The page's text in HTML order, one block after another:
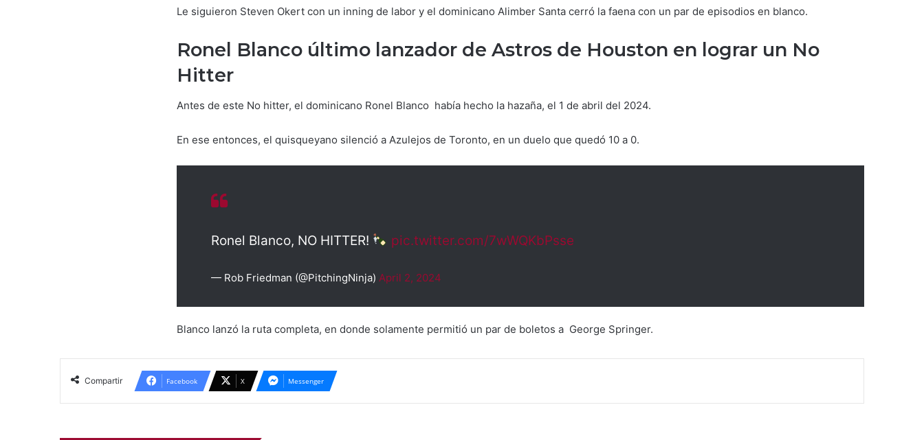
Le siguieron Steven Okert con un inning de labor y el dominicano Alimber Santa cerró la faena con un par de episodios en blanco.
Ronel Blanco último lanzador de Astros de Houston en lograr un No
Hitter
Antes de este No hitter, el dominicano Ronel Blanco había hecho la hazaña, el 1 de abril del 2024.
En ese entonces, el quisqueyano silenció a Azulejos de Toronto, en un duelo que quedó 10 a 0.
Ronel Blanco, NO HITTER! pic.twitter.com/7wWQKbPsse
— Rob Friedman (@PitchingNinja) April 2, 2024
Blanco lanzó la ruta completa, en donde solamente permitió un par de boletos a George Springer.
Compartir Facebook X Messenger